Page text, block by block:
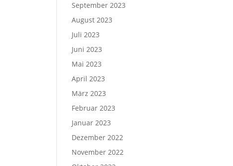
September 2023
August 2023
Juli 2023
Juni 2023
Mai 2023
April 2023
März 2023
Februar 2023
Januar 2023
Dezember 2022
November 2022